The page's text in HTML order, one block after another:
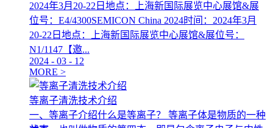
2024年3月20-22日地点：上海新国际展览中心展馆&展
位号：E4/4300SEMICON China 2024时间：2024年3月
20-22日地点：上海新国际展览中心展馆&展位号：
N1/1147【邀...
2024 - 03 - 12
MORE >
等离子清洗技术介绍
一、等离子介绍什么是等离子？ 等离子体是物质的一种